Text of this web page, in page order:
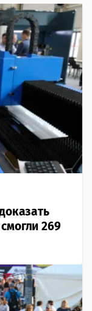
269